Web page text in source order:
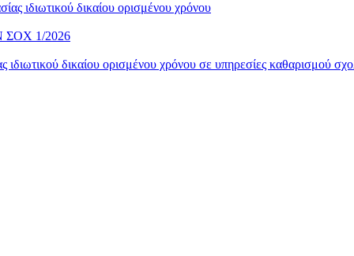
ιδιωτικού δικαίου ορισμένου χρόνου
1/2026
δικαίου ορισμένου χρόνου σε υπηρεσίες καθαρισμού